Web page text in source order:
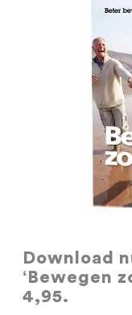
Download
‘Bewegen
4,95.